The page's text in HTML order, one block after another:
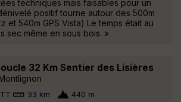
techniques mais faisables pour un
positif tourne autour des 500m
et 540m GPS Vista) Le temps était au
sec même en sous bois. »
32 Km Sentier des Lisières
33 km 440 m